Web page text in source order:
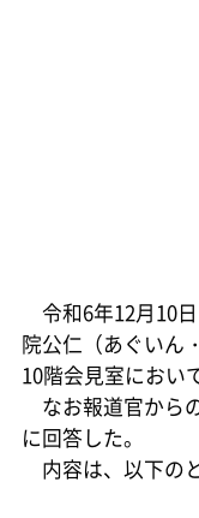
令和6年12月10
院公仁（あぐいん
10階会見室におい
なお報道官から
に回答した。
内容は、以下の